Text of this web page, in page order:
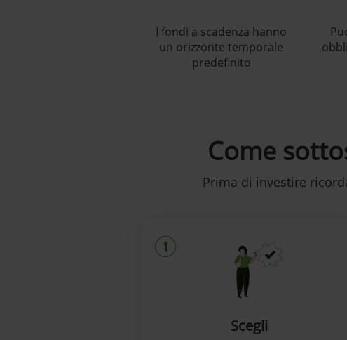
I fondi a scadenza hanno
un orizzonte temporale
predefinito
Come
Prima di investire
1
Scegli